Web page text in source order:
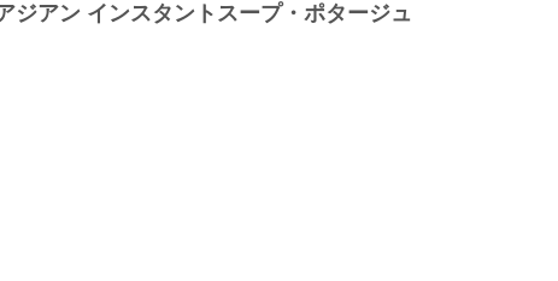
ジアン インスタントスープ・ポタージュ